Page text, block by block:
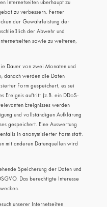
Internetseiten überhaupt zu
zu verbessern. Ferner
der Gewährleistung der
der Abwehr und
sowie zu weiteren,
Dauer von zwei Monaten und
danach werden die Daten
Form gespeichert, es sei
Ereignis auftritt (z.B. ein DDoS-
Ereignisses werden
und vollständigen Aufklärung
gespeichert. Eine Auswertung
in anonymisierter Form statt.
mit anderen Datenquellen wird
Speicherung der Daten und
Das berechtigte Interesse
unserer Internetseiten